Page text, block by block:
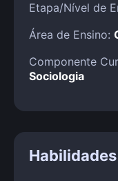
Etapa/Nível de
Área de Ensino:
Componente
Sociologia
Habilidades